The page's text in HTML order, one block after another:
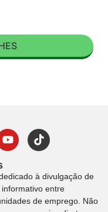
à divulgação de
entre
de emprego. Não